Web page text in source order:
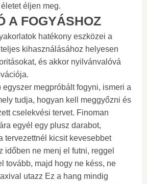
éljen meg.
A FOGYÁSHOZ
hatékony eszközei a
kihasználásához helyesen
és akkor nyilvánvalóvá
egyszer megpróbált fogyni, ismeri a
tudja, hogyan kell meggyőzni és
cselekvési tervet. Finoman
egyél egy plusz darabot,
tervezettnél kicsit kevesebbet
időben ne menj el futni, reggel
tovább, majd hogy ne késs, ne
utazz Ez a hang mindig